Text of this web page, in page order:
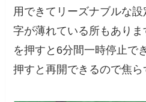
用できてリーズナブルな設
字が薄れている所もあり
を押すと6分間一時停止で
押すと再開できるので焦ら